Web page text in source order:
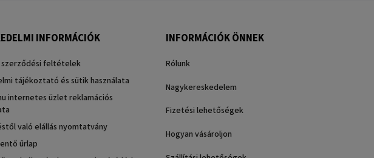
INFORMÁCIÓK
szerződési feltételek
tájékoztató és sütik használata
internetes üzlet reklamációs
való elállás nyomtatvány
űrlap
INFORMÁCIÓK ÖNNEK
Rólunk
Nagykereskedelem
Fizetési lehetőségek
Hogyan vásároljon